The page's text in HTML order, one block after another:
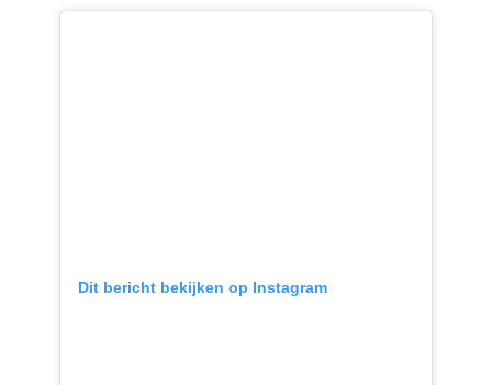
Dit bericht bekijken op Instagram